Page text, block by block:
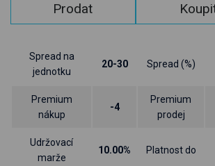
Prodat
Spread na
jednotku
20-30 Spread (%)
Premium
nákup
-4
Premium
prodej
Udržovací
marže
10.00% Platnost do